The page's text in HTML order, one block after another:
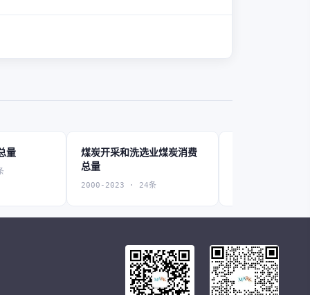
量
煤炭开采和洗选业煤炭消费
总量
2000-2023 · 24条